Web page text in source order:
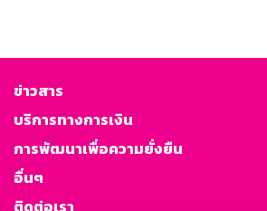
ข่าวสาร
บริการทางการเงิน
การพัฒนาเพื่อความยั่งยืน
อื่นๆ